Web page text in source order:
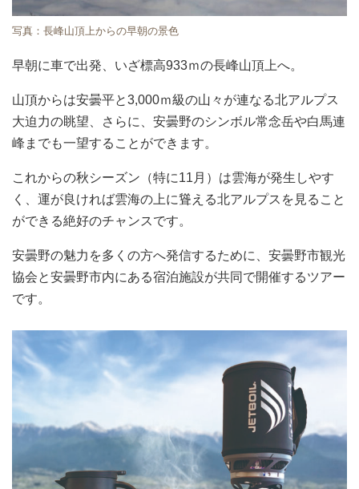
写真：長峰山頂上からの早朝の景色
早朝に車で出発、いざ標高933ｍの長峰山頂上へ。
山頂からは安曇平と3,000ｍ級の山々が連なる北アルプス
大迫力の眺望、さらに、安曇野のシンボル常念岳や白馬連
峰までも一望することができます。
これからの秋シーズン（特に11月）は雲海が発生しやす
く、運が良ければ雲海の上に聳える北アルプスを見ること
ができる絶好のチャンスです。
安曇野の魅力を多くの方へ発信するために、安曇野市観光
協会と安曇野市内にある宿泊施設が共同で開催するツアー
です。